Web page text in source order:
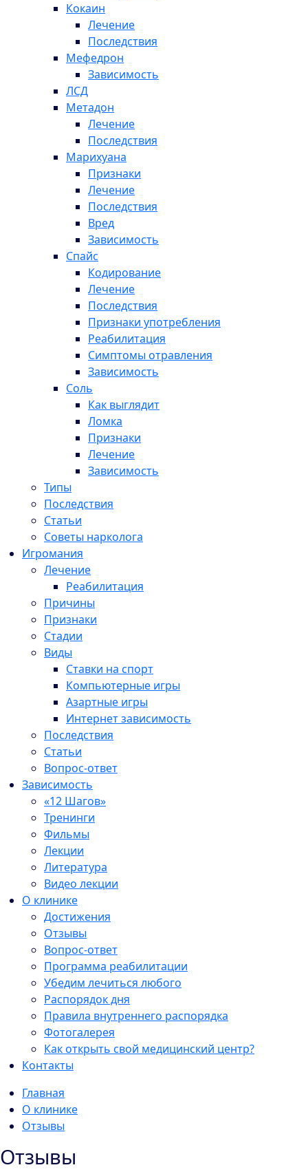
Кокаин
Лечение
Последствия
Мефедрон
Зависимость
ЛСД
Метадон
Лечение
Последствия
Марихуана
Признаки
Лечение
Последствия
Вред
Зависимость
Спайс
Кодирование
Лечение
Последствия
Признаки употребления
Реабилитация
Симптомы отравления
Зависимость
Соль
Как выглядит
Ломка
Признаки
Лечение
Зависимость
Типы
Последствия
Статьи
Советы нарколога
Игромания
Лечение
Реабилитация
Причины
Признаки
Стадии
Виды
Ставки на спорт
Компьютерные игры
Азартные игры
Интернет зависимость
Последствия
Статьи
Вопрос-ответ
Зависимость
«12 Шагов»
Тренинги
Фильмы
Лекции
Литература
Видео лекции
О клинике
Достижения
Отзывы
Вопрос-ответ
Программа реабилитации
Убедим лечиться любого
Распорядок дня
Правила внутреннего распорядка
Фотогалерея
Как открыть свой медицинский центр?
Контакты
Главная
О клинике
Отзывы
Отзывы